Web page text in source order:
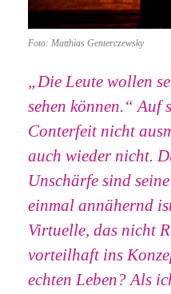
Foto: Matthias Genterczewsky
„Die Leute wollen
sehen können.“ Auf
Conterfeit nicht
auch wieder nicht.
Unschärfe sind
einmal annähernd
Virtuelle, das nicht
vorteilhaft ins
echten Leben? Als